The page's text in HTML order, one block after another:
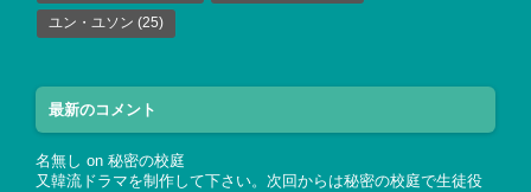
ユン・ユソン (25)
最新のコメント
名無し on 秘密の校庭
又韓流ドラマを制作して下さい。次回からは秘密の校庭で生徒役